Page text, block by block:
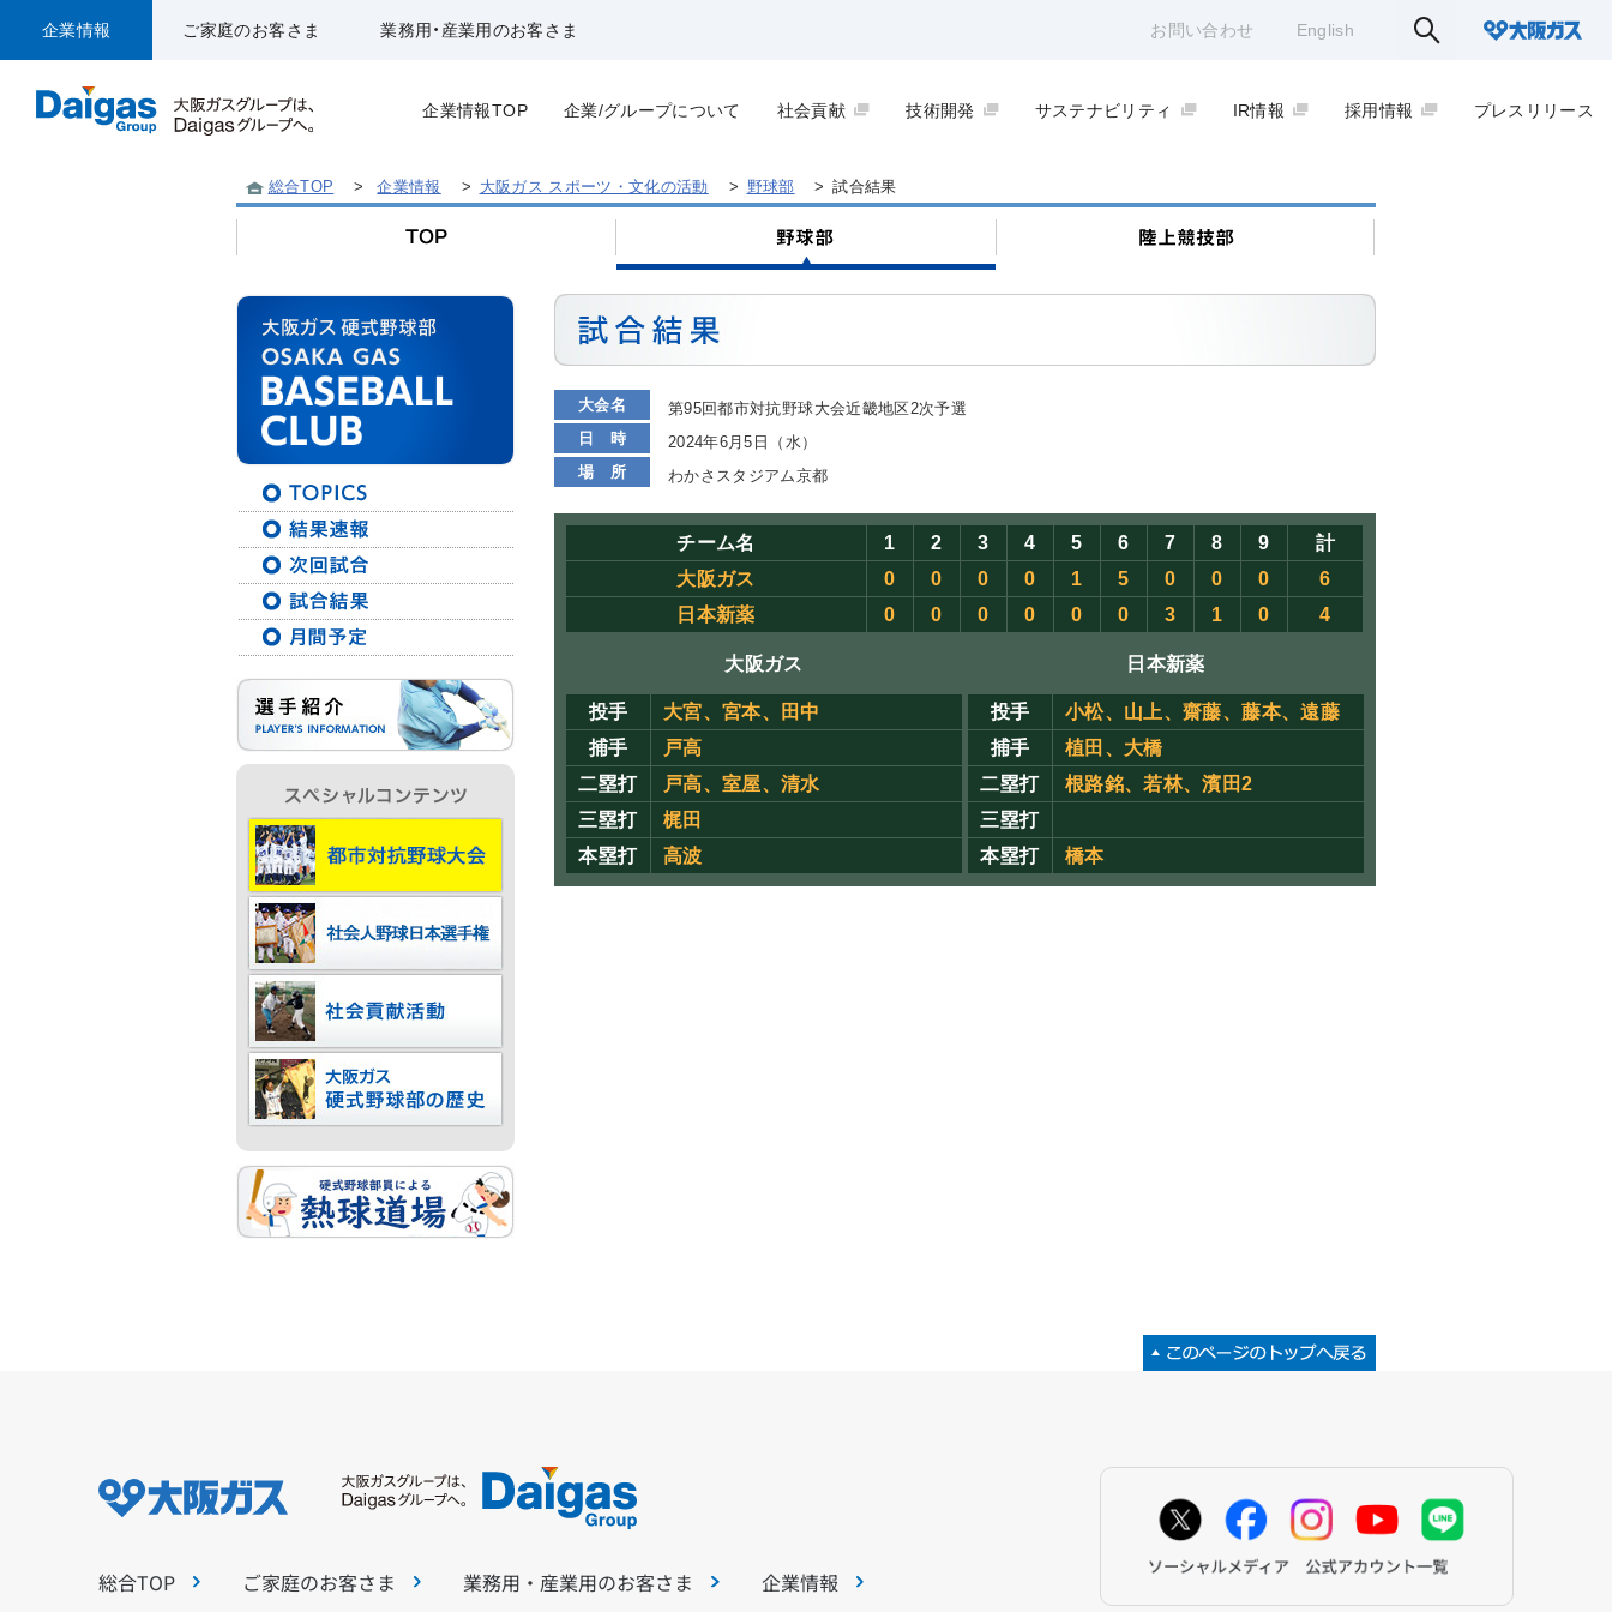
企業情報 ご家庭のお客さま 業務用・産業用のお客さま お問い合わせ English
企業情報TOP 企業/グループについて 社会貢献 技術開発 サステナビリティ IR情報 採用情報 プレスリリース
総合TOP > 企業情報 > 大阪ガス スポーツ・文化の活動 > 野球部 > 試合結果
大会名
第95回都市対抗野球大会近畿地区2次予選
日 時
2024年6月5日（水）
場 所
わかさスタジアム京都
チーム名 1 2 3 4 5 6 7 8 9
計
大阪ガス
0 0 0 0 1 5 0 0 0
6
日本新薬
0 0 0 0 0 0 3 1 0 4
大阪ガス
投手
大宮、宮本、田中
捕手
戸高
二塁打
戸高、室屋、清水
三塁打
梶田
本塁打
高波
日本新薬
投手
小松、山上、齋藤、藤本、遠藤
捕手
植田、大橋
二塁打
根路銘、若林、濱田2
三塁打
本塁打
橋本
総合TOP ご家庭のお客さま 業務用・産業用のお客さま 企業情報